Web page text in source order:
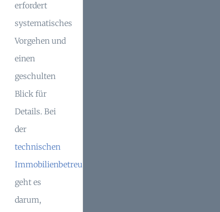
erfordert
systematisches
Vorgehen und
einen
geschulten
Blick für
Details. Bei
der
technischen
Immobilienbetreuung
geht es
darum,